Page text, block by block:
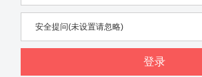
安全提问(未设置请忽略)
登录